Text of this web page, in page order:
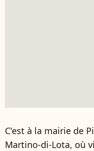
C'est à la mairie de
Martino-di-Lota, où